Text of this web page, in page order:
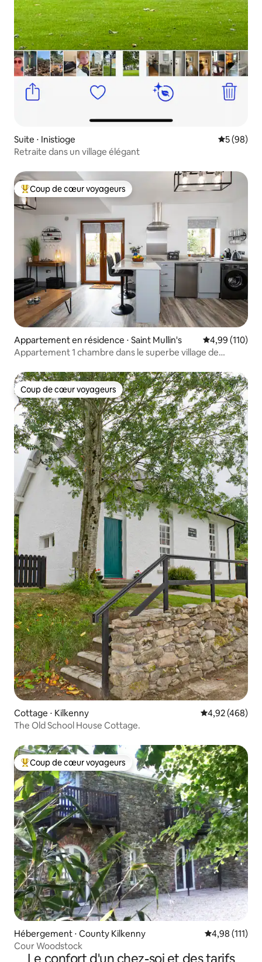
Suite ⋅ Inistioge
5 (98)
Retraite dans un village élégant
Coups de cœur voyageurs les plus appréciés
Coup de cœur voyageurs
Appartement en résidence ⋅ Saint Mullin's Évaluation
4,99 (110)
Appartement 1 chambre dans le superbe village de
Coup de cœur voyageurs
Coup de cœur voyageurs
Cottage ⋅ Kilkenny Évaluation
4,92 (468)
The Old School House Cottage.
Coups de cœur voyageurs les plus appréciés
Coup de cœur voyageurs
Hébergement ⋅ County Kilkenny Évaluation
4,98 (111)
Cour Woodstock